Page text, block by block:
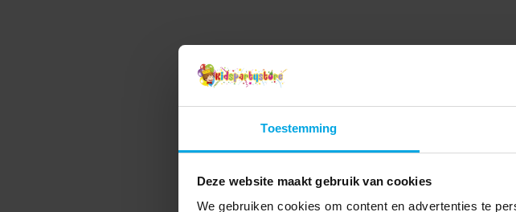
Toestemming
Deze website maakt gebruik van cookies
We gebruiken cookies om content en advertenties te